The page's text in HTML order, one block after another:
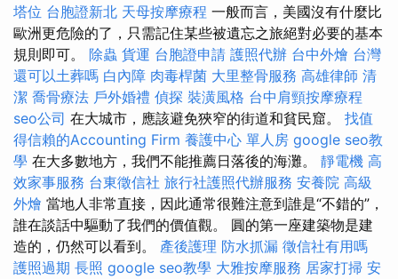
塔位 台胞證新北 天母按摩療程 一般而言，美國沒有什麼比
歐洲更危險的了，只需記住某些被遺忘之旅絕對必要的基本
規則即可。 除蟲 貨運 台胞證申請 護照代辦 台中外燴 台灣
還可以土葬嗎 白內障 肉毒桿菌 大里整骨服務 高雄律師 清
潔 喬骨療法 戶外婚禮 偵探 裝潢風格 台中肩頸按摩療程
seo公司 在大城市，應該避免狹窄的街道和貧民窟。 找值
得信賴的Accounting Firm 養護中心 單人房 google seo教
學 在大多數地方，我們不能推薦日落後的海灘。 靜電機 高
效家事服務 台東徵信社 旅行社護照代辦服務 安養院 高級
外燴 當地人非常直接，因此通常很難注意到誰是“不錯的”，
誰在談話中驅動了我們的價值觀。 圓的第一座建築物是建
造的，仍然可以看到。 產後護理 防水抓漏 徵信社有用嗎
護照過期 長照 google seo教學 大雅按摩服務 居家打掃 安